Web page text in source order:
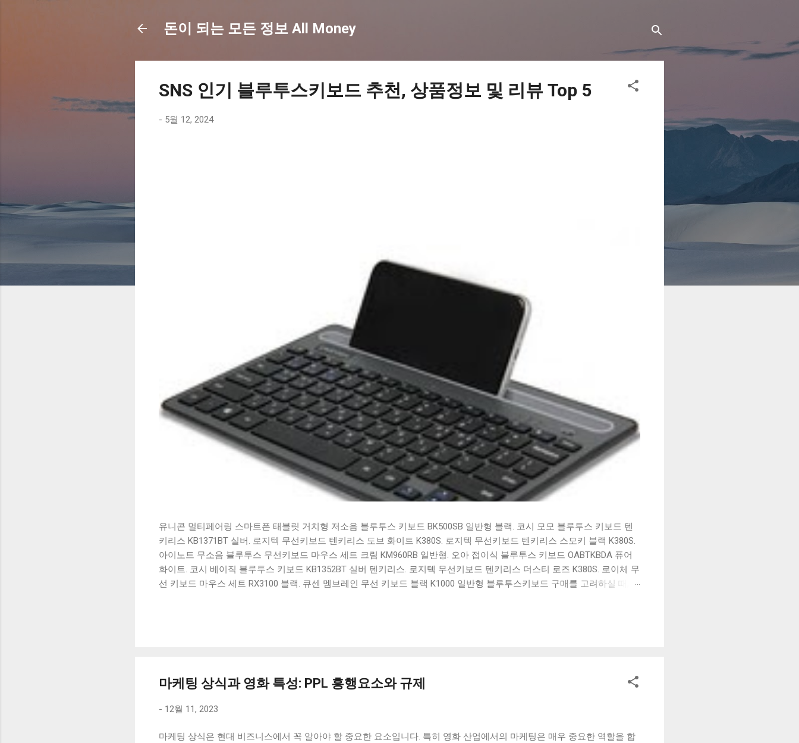
돈이 되는 모든 정보 All Money
SNS 인기 블루투스키보드 추천, 상품정보 및 리뷰 Top 5
- 5월 12, 2024
유니콘 멀티페어링 스마트폰 태블릿 거치형 저소음 블루투스 키보드 BK500SB 일반형 블랙. 코시 모모 블루투스 키보드 텐
키리스 KB1371BT 실버. 로지텍 무선키보드 텐키리스 도브 화이트 K380S. 로지텍 무선키보드 텐키리스 스모키 블랙 K380S.
아이노트 무소음 블루투스 무선키보드 마우스 세트 크림 KM960RB 일반형. 오아 접이식 블루투스 키보드 OABTKBDA 퓨어
화이트. 코시 베이직 블루투스 키보드 KB1352BT 실버 텐키리스. 로지텍 무선키보드 텐키리스 더스티 로즈 K380S. 로이체 무
선 키보드 마우스 세트 RX3100 블랙. 큐센 멤브레인 무선 키보드 블랙 K1000 일반형 블루투스키보드 구매를 고려하실 때, 추
마케팅 상식과 영화 특성: PPL 흥행요소와 규제
- 12월 11, 2023
마케팅 상식은 현대 비즈니스에서 꼭 알아야 할 중요한 요소입니다. 특히 영화 산업에서의 마케팅은 매우 중요한 역할을 합